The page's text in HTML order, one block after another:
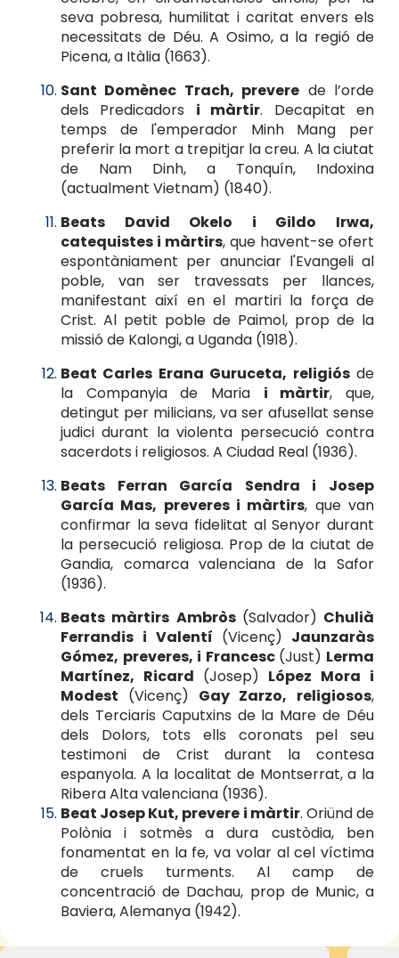
seva pobresa, humilitat i caritat envers els
necessitats de Déu. A Osimo, a la regió de
Picena, a Itàlia (1663).
Sant Domènec Trach, prevere de l’orde
dels Predicadors i màrtir. Decapitat en
temps de l'emperador Minh Mang per
preferir la mort a trepitjar la creu. A la ciutat
de Nam Dinh, a Tonquín, Indoxina
(actualment Vietnam) (1840).
Beats David Okelo i Gildo Irwa,
catequistes i màrtirs, que havent-se ofert
espontàniament per anunciar l'Evangeli al
poble, van ser travessats per llances,
manifestant així en el martiri la força de
Crist. Al petit poble de Paimol, prop de la
missió de Kalongi, a Uganda (1918).
Beat Carles Erana Guruceta, religiósde
la Companyia de Maria i màrtir, que,
detingut per milicians, va ser afusellat sense
judici durant la violenta persecució contra
sacerdots i religiosos. A Ciudad Real (1936).
Beats Ferran García Sendra i Josep
García Mas, preveres i màrtirs, que van
confirmar la seva fidelitat al Senyor durant
la persecució religiosa. Prop de la ciutat de
Gandia, comarca valenciana de la Safor
(1936).
Beats màrtirs Ambròs (Salvador) Chulià
Ferrandis i Valentí (Vicenç) Jaunzaràs
Gómez, preveres, i Francesc (Just) Lerma
Martínez, Ricard (Josep) López Mora i
Modest (Vicenç) Gay Zarzo, religiosos,
dels Terciaris Caputxins de la Mare de Déu
dels Dolors, tots ells coronats pel seu
testimoni de Crist durant la contesa
espanyola. A la localitat de Montserrat, a la
Ribera Alta valenciana (1936).
Beat Josep Kut, prevere i màrtir. Oriünd de
Polònia i sotmès a dura custòdia, ben
fonamentat en la fe, va volar al cel víctima
de cruels turments. Al camp de
concentració de Dachau, prop de Munic, a
Baviera, Alemanya (1942).